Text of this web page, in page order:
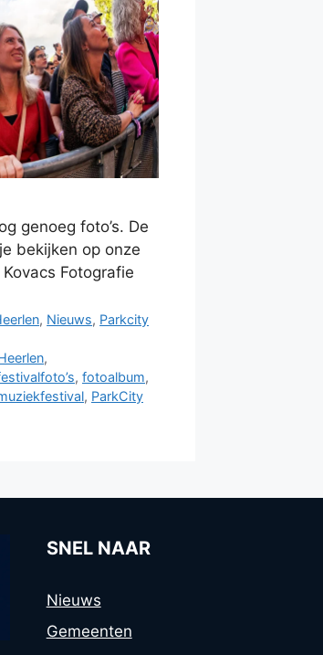
genoeg foto’s. De
bekijken op onze
Fotografie
, Nieuws, Parkcity
,
, fotoalbum,
, ParkCity
SNEL NAAR
Nieuws
Gemeenten